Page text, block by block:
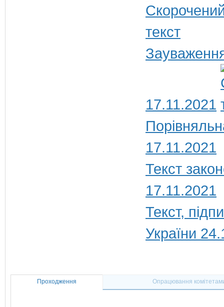
17.11.2021
17.11.2021
Текст
17.11.2021
Текст,
України
Проходження Опрацювання